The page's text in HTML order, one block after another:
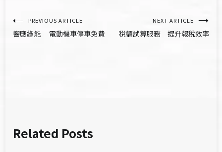
文
章
PREVIOUS ARTICLE
響應綠能 電動機車停車免費
NEXT ARTICLE
稅額試算服務 提升報稅效率
Related Posts